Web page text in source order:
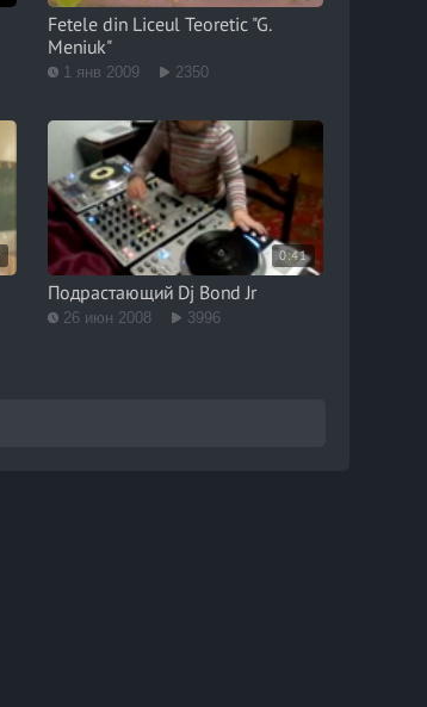
Fetele din Liceul Teoretic "G.
Meniuk"
1 янв 2009 2350
0:41
Подрастающий Dj Bond Jr
26 июн 2008 3996